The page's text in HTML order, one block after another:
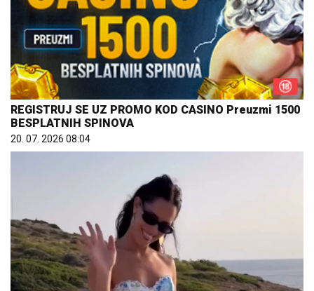
REGISTRUJ SE UZ PROMO KOD CASINO Preuzmi 1500
BESPLATNIH SPINOVA
20. 07. 2026 08:04